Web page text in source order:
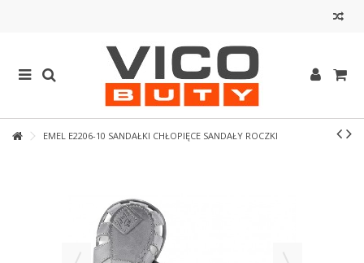
EMEL E2206-10 SANDAŁKI CHŁOPIĘCE SANDAŁY ROCZKI